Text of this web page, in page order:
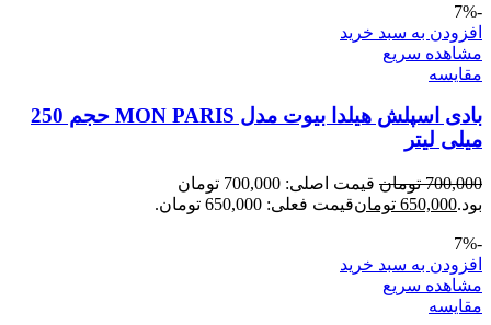
-7%
افزودن به سبد خرید
مشاهده سریع
مقایسه
بادی اسپلش هیلدا بیوت مدل MON PARIS حجم 250
میلی لیتر
700,000 تومان
قیمت اصلی: 700,000 تومان
بود.650,000 تومانقیمت فعلی: 650,000 تومان.
-7%
افزودن به سبد خرید
مشاهده سریع
مقایسه